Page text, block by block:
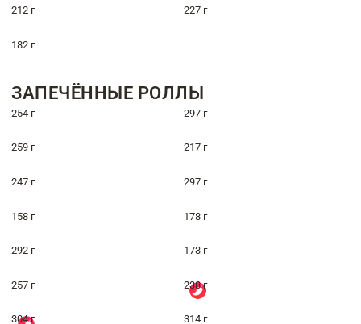
212 г 227 г
182 г
ЗАПЕЧЁННЫЕ РОЛЛЫ
254 г 297 г
259 г 217 г
247 г 297 г
158 г 178 г
292 г 173 г
257 г 238 г
304 г 314 г